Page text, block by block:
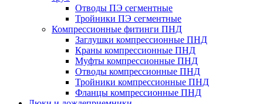
Отводы ПЭ сегментные
Тройники ПЭ сегментные
Компрессионные фитинги ПНД
Заглушки компрессионные ПНД
Краны компрессионные ПНД
Муфты компрессионные ПНД
Отводы компрессионные ПНД
Тройники компрессионные ПНД
Фланцы компрессионные ПНД